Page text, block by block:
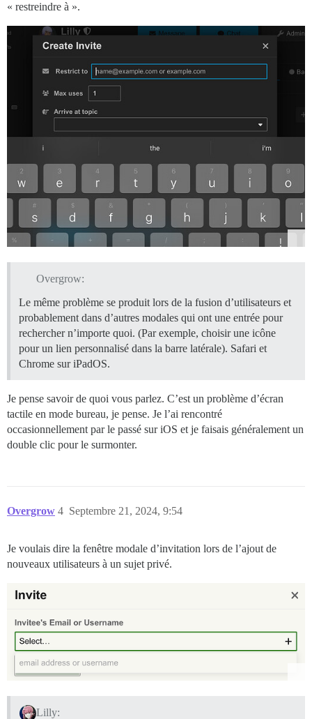
« restreindre à ».
Overgrow:
Le même problème se produit lors de la fusion d’utilisateurs et
probablement dans d’autres modales qui ont une entrée pour
rechercher n’importe quoi. (Par exemple, choisir une icône
pour un lien personnalisé dans la barre latérale). Safari et
Chrome sur iPadOS.
Je pense savoir de quoi vous parlez. C’est un problème d’écran
tactile en mode bureau, je pense. Je l’ai rencontré
occasionnellement par le passé sur iOS et je faisais généralement un
double clic pour le surmonter.
Overgrow Septembre 21, 2024, 9:54
4
Je voulais dire la fenêtre modale d’invitation lors de l’ajout de
nouveaux utilisateurs à un sujet privé.
Lilly: